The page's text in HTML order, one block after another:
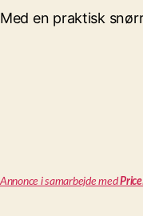
Med en praktisk
Annonce i samarbejde med